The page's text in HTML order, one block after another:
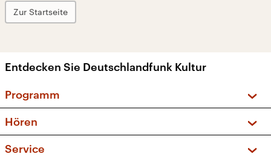
Zur Startseite
Entdecken Sie Deutschlandfunk Kultur
Programm
Sendungen und Podcasts
Hören
Service